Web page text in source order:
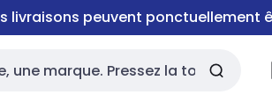
livraisons peuvent